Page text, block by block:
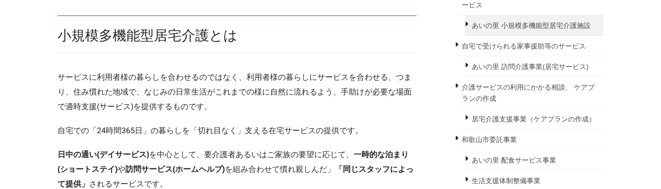
小規模多機能型居宅介護とは
サービスに利用者様の暮らしを合わせるのではなく、利用者様の暮らしにサービスを合わせる、つま
り、住み慣れた地域で、なじみの日常生活がこれまでの様に自然に流れるよう、手助けが必要な場面
で適時支援(サービス)を提供するものです。
自宅での「24時間365日」の暮らしを「切れ目なく」支える在宅サービスの提供です。
日中の通い(デイサービス)を中心として、要介護者あるいはご家族の要望に応じて、 一時的な泊まり
(ショートステイ)や訪問サービス(ホームヘルプ)を組み合わせて慣れ親しんだ」
「同じスタッフによっ
て提供」 されるサービスです。
ービス
あいの里 小規模多機能型居宅介護施設
自宅で受けられる家事援助等のサービス
あいの里 訪問介護事業(居宅サービス)
介護サービスの利用にかかる相談、 ケアプ
ランの作成
居宅介護支援事業（ケアプランの作成）
和歌山市委託事業
あいの里 配食サービス事業
生活支援体制整備事業